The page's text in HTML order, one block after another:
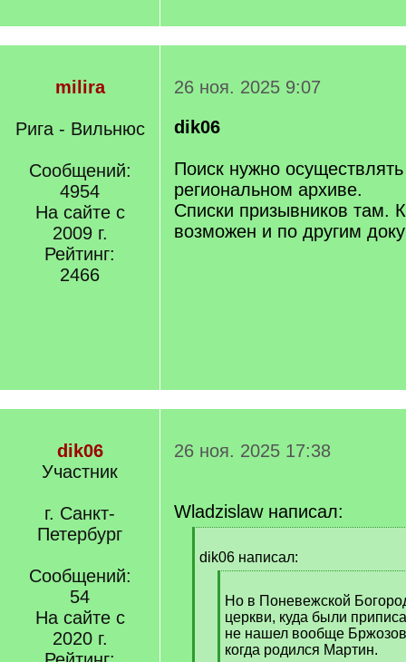
milira
Рига - Вильнюс
Сообщений:
4954
На сайте с
2009 г.
Рейтинг:
2466
26 ноя. 2025 9:07
dik06
Поиск нужно
региональном архиве.
Списки призывников там.
возможен и по другим
dik06
Участник
г. Санкт-
Петербург
Сообщений:
54
На сайте с
2020 г.
26 ноя. 2025 17:38
Wladzislaw написал:
q
dik06 написал:
q
]
Но в Поневежской
церкви, куда были
не нашел вообще
когда родился Мартин.